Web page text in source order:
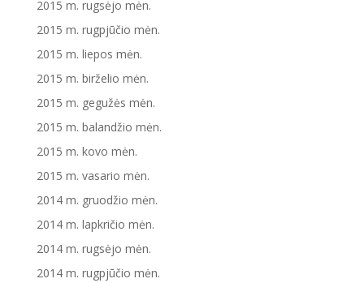
2015 m. rugsėjo mėn.
2015 m. rugpjūčio mėn.
2015 m. liepos mėn.
2015 m. birželio mėn.
2015 m. gegužės mėn.
2015 m. balandžio mėn.
2015 m. kovo mėn.
2015 m. vasario mėn.
2014 m. gruodžio mėn.
2014 m. lapkričio mėn.
2014 m. rugsėjo mėn.
2014 m. rugpjūčio mėn.